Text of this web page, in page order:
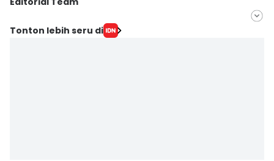
Editor
Tonton lebih seru di